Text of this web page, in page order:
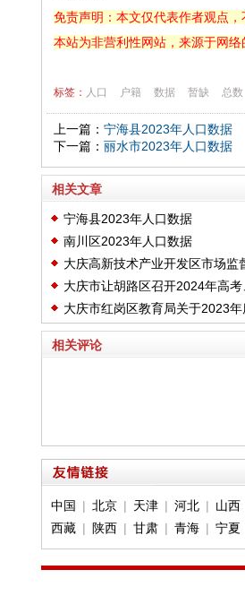
免责声明：本文仅代表作者观点
本站为非营利性网站，来源于网
标签： 人口 户籍 数据 暂缺 总数
上一篇： 宁海县2023年人口数据
下一篇： 丽水市2023年人口数据
相关文章
宁海县2023年人口数据
南川区2023年人口数据
大庆高新技术产业开发区市场
市场“清障”行动 举报受理渠道公示
大庆市让胡路区召开2024年高
大庆市红岗区教育局关于2023
公示
相关评论
中国 | 北京| 天津| 河北| 山西
西藏| 陕西| 甘肃| 青海| 宁夏